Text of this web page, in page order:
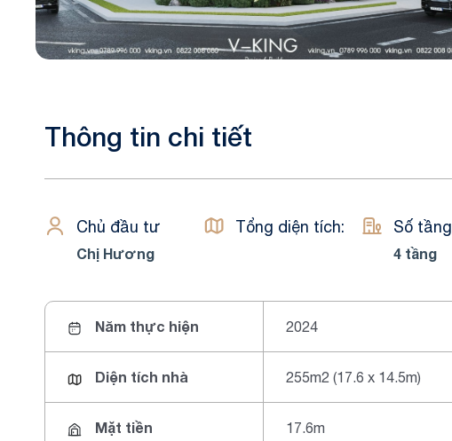
Thông tin chi tiết
Chủ đầu tư
Chị Hương
Tổng diện tích: Số tầng
4 tầng
Năm thực hiện 2024
Diện tích nhà 255m2 (17.6 x 14.5m)
Mặt tiền 17.6m